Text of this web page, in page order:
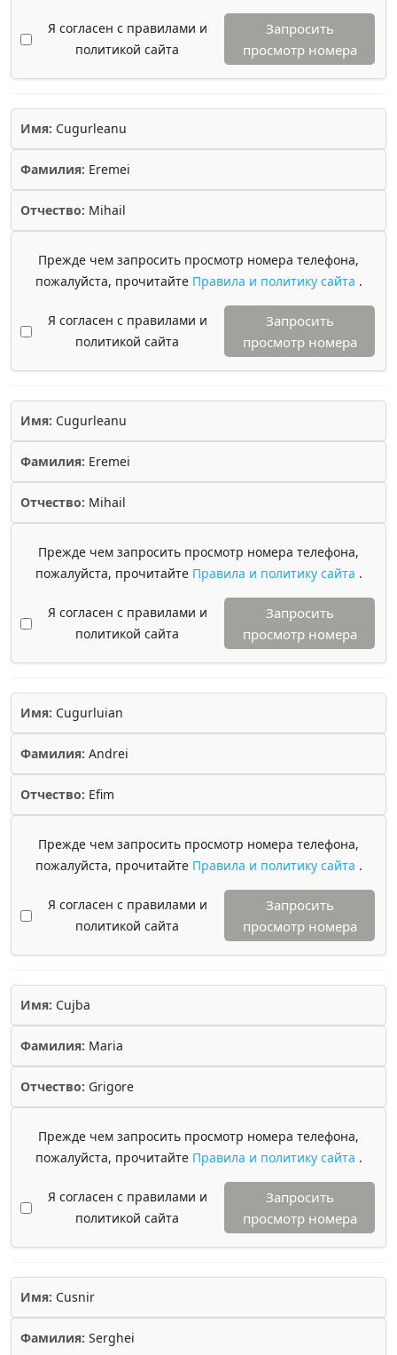
Я согласен с правилами и
политикой сайта
Запросить
просмотр номера
Имя: Cugurleanu
Фамилия: Eremei
Отчество: Mihail
Прежде чем запросить просмотр номера телефона,
пожалуйста, прочитайте Правила и политику сайта .
Я согласен с правилами и
политикой сайта
Запросить
просмотр номера
Имя: Cugurleanu
Фамилия: Eremei
Отчество: Mihail
Прежде чем запросить просмотр номера телефона,
пожалуйста, прочитайте Правила и политику сайта .
Я согласен с правилами и
политикой сайта
Запросить
просмотр номера
Имя: Cugurluian
Фамилия: Andrei
Отчество: Efim
Прежде чем запросить просмотр номера телефона,
пожалуйста, прочитайте Правила и политику сайта .
Я согласен с правилами и
политикой сайта
Запросить
просмотр номера
Имя: Cujba
Фамилия: Maria
Отчество: Grigore
Прежде чем запросить просмотр номера телефона,
пожалуйста, прочитайте Правила и политику сайта .
Я согласен с правилами и
политикой сайта
Запросить
просмотр номера
Имя: Cusnir
Фамилия: Serghei